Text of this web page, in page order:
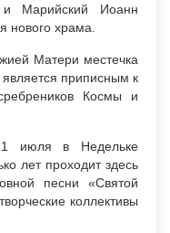
и Марийский Иоанн
нового храма.
Матери местечка
приписным к
Космы и
июля в Недельке
лет проходит здесь
песни «Святой
коллективы